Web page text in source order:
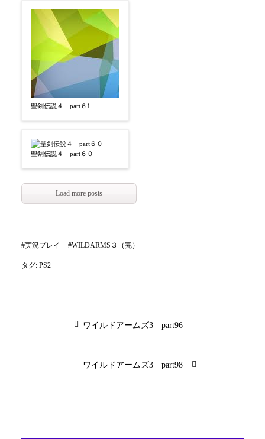
聖剣伝説４ part６1
聖剣伝説４ part６０
Load more posts
#実況プレイ #WILDARMS３（完）
タグ: PS2
ビ
前
稿:
ワイルドアームズ3 part96
次
稿:
ワイルドアームズ3 part98